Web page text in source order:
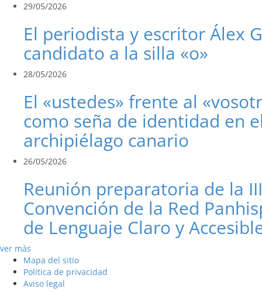
29/05/2026
El periodista y escritor Álex
candidato a la silla «o»
28/05/2026
El «ustedes» frente al
como seña de identidad en
archipiélago canario
26/05/2026
Reunión preparatoria de la III
Convención de la Red
de Lenguaje Claro y
ver más
Mapa del sitio
Política de privacidad
Aviso legal